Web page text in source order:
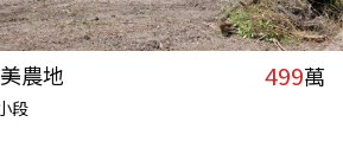
農地 499萬
段